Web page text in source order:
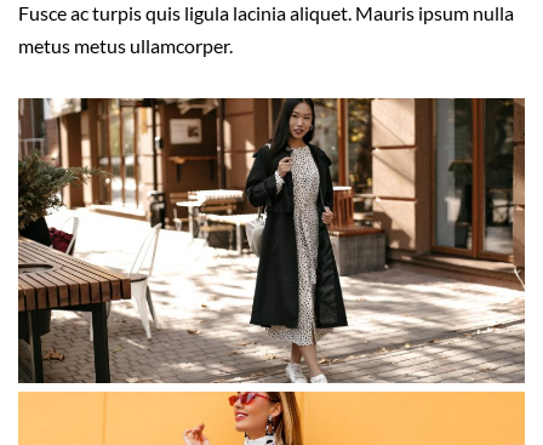
Fusce ac turpis quis ligula lacinia aliquet. Mauris ipsum nulla
metus metus ullamcorper.